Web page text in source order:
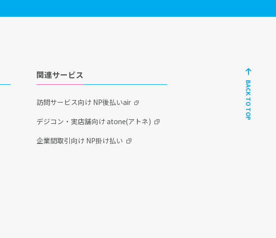
BACK TO TOP
関連サービス
訪問サービス向け NP後払いair
デジコン・実店舗向け atone(アトネ)
企業間取引向け NP掛け払い